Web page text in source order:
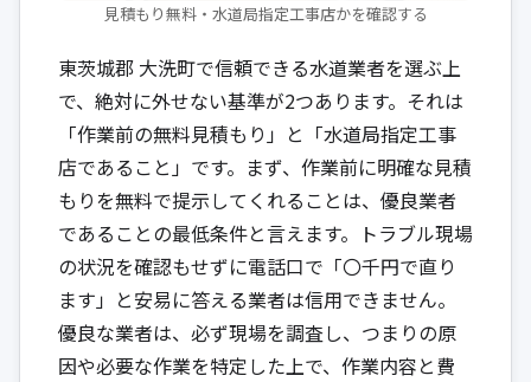
見積もり無料・水道局指定工事店かを確認する
東茨城郡 大洗町で信頼できる水道業者を選ぶ上
で、絶対に外せない基準が2つあります。それは
「作業前の無料見積もり」と「水道局指定工事
店であること」です。まず、作業前に明確な見積
もりを無料で提示してくれることは、優良業者
であることの最低条件と言えます。トラブル現場
の状況を確認もせずに電話口で「〇千円で直り
ます」と安易に答える業者は信用できません。
優良な業者は、必ず現場を調査し、つまりの原
因や必要な作業を特定した上で、作業内容と費